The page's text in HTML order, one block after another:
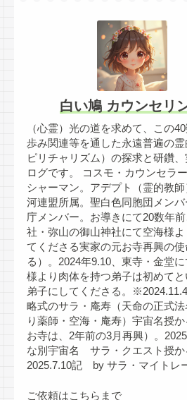
白い鳩 カウンセリ
（心霊）光の道を求めて、この
歩み関連等を通した永遠普遍の霊
ピリチャリズム）の探求と研鑽
ログです。 コスモ・カウンセラ
シャーマン。アデプト（霊的教
河連盟所属。聖白色同胞団メン
庁メンバー。お導きにて20数年
社・弥山の御山神社にて空海様よ
てくださる実家の元お寺再興の
る）。2024年9.10、東寺・金堂
様より肉体を持つ弟子は初めて
弟子にしてくださる。
略式のサラ・庵寿（天命の正式法
り薬師・空海・庵寿）宇宙名授
お寺は、2年前の3月再興）。
な別宇宙名 サラ・クエスト授か
2025.7.10記 by サラ・マイトレ
ご依頼はこちらまで